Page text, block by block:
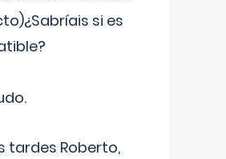
si es
tardes Roberto,